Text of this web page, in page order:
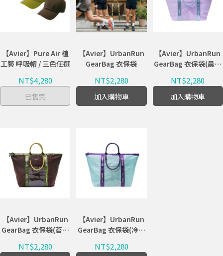
【Avier】Pure Air 植
工藝 呼吸帽 / 三色任選
NT$4,280
已售完
【Avier】UrbanRun
GearBag 衣保袋
NT$2,280
加入購物車
【Avier】UrbanRun
GearBag 衣保袋(晨霧
NT$2,280
加入購物車
【Avier】UrbanRun
GearBag 衣保袋(苔原
NT$2,280
【Avier】UrbanRun
GearBag 衣保袋(冷霧
NT$2,280